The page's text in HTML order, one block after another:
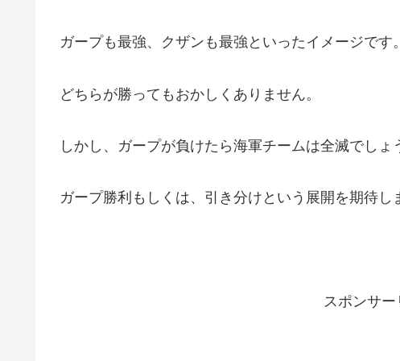
ガープも最強、クザンも最強といったイメージです。
どちらが勝ってもおかしくありません。
しかし、ガープが負けたら海軍チームは全滅でしょ
ガープ勝利もしくは、引き分けという展開を期待し
スポンサー